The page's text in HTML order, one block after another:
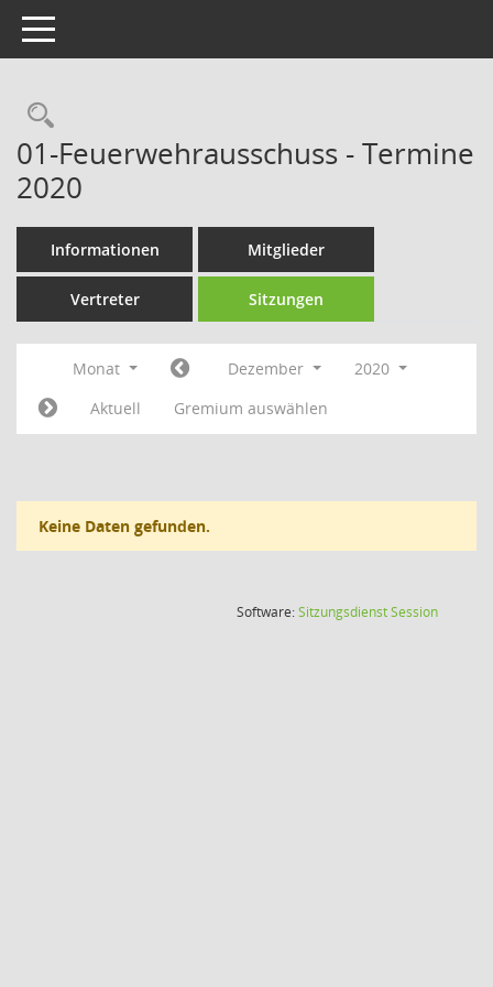
Toggle navigation
Rechercheauswahl
01-Feuerwehrausschuss - Termine
2020
Informationen Mitglieder
Vertreter Sitzungen
Monat Dezember
2020
Aktuell
Gremium auswählen
Keine Daten gefunden.
Software:SitzungsdienstSession(Wird in